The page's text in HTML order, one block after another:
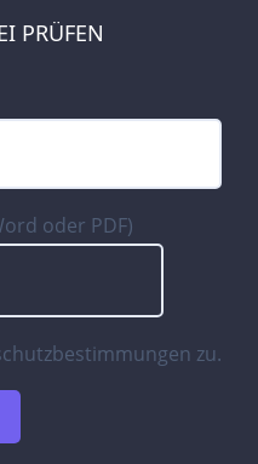
PRÜFEN
oder PDF)
zu.